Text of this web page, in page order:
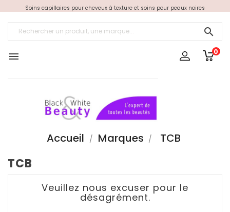
Soins capillaires pour cheveux à texture et soins pour peaux noires

 0
Accueil Marques TCB
TCB
Veuillez nous excuser pour le
désagrément.